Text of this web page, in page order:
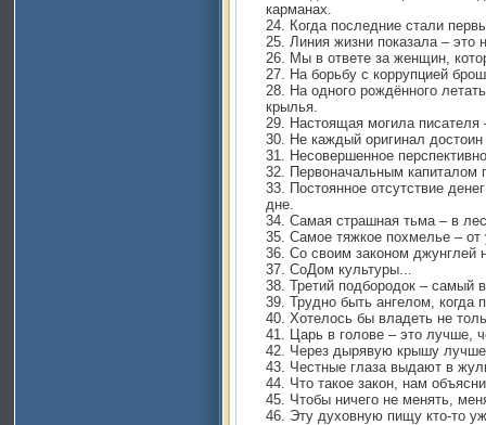
карманах.
24. Когда последние стали
25. Линия жизни показала – это
26. Мы в ответе за женщин,
27. На борьбу с коррупцией
28. На одного рождённого
крылья.
29. Настоящая могила писателя
30. Не каждый оригинал достоин
31. Несовершенное
32. Первоначальным капиталом
33. Постоянное отсутствие
дне.
34. Самая страшная тьма – в
35. Самое тяжкое похмелье – от
36. Со своим законом джунглей
37. СоДом культуры...
38. Третий подбородок – самый
39. Трудно быть ангелом, когда
40. Хотелось бы владеть не
41. Царь в голове – это лучше,
42. Через дырявую крышу
43. Честные глаза выдают в
44. Что такое закон, нам
45. Чтобы ничего не менять,
46. Эту духовную пищу кто-то